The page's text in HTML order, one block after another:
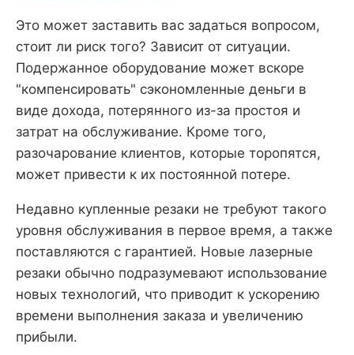
Это может заставить вас задаться вопросом,
стоит ли риск того? Зависит от ситуации.
Подержанное оборудование может вскоре
"компенсировать" сэкономленные деньги в
виде дохода, потерянного из-за простоя и
затрат на обслуживание. Кроме того,
разочарование клиентов, которые торопятся,
может привести к их постоянной потере.
Недавно купленные резаки не требуют такого
уровня обслуживания в первое время, а также
поставляются с гарантией. Новые лазерные
резаки обычно подразумевают использование
новых технологий, что приводит к ускорению
времени выполнения заказа и увеличению
прибыли.